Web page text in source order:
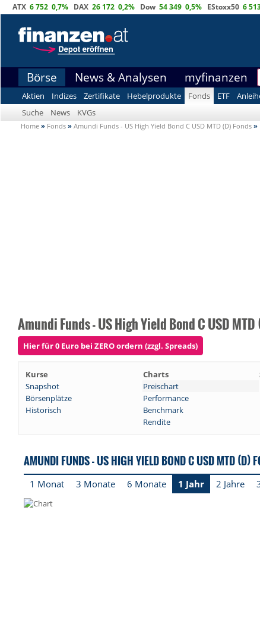
ATX 6 752 0,7% DAX 26 172 0,2% Dow 54 349 0,5% EStoxx50 6
Börse News & Analysen myfinanzen
Aktien Indizes Zertifikate Hebelprodukte Fonds ETF
Suche
News KVGs
Home » Fonds » Amundi Funds - US High Yield Bond C USD MTD (D) Fonds »
Amundi Funds - US High Yield Bond C USD MTD
Hier für 0 Euro bei ZERO ordern (zzgl. Spreads)
Kurse Charts
Snapshot
Preischart
Börsenplätze
Performance
Historisch
Benchmark
Rendite
AMUNDI FUNDS - US HIGH YIELD BOND C USD MTD (D)
1 Monat 3 Monate 6 Monate 1 Jahr 2 Jahre